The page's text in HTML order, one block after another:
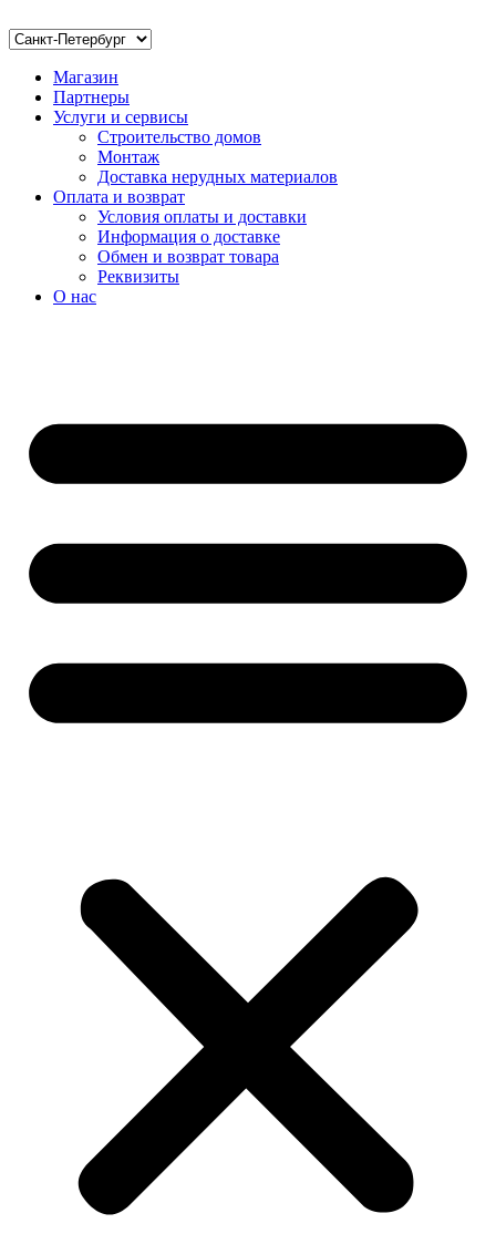
Магазин
Партнеры
Услуги и сервисы
Строительство домов
Монтаж
Доставка нерудных материалов
Оплата и возврат
Условия оплаты и доставки
Информация о доставке
Обмен и возврат товара
Реквизиты
О нас